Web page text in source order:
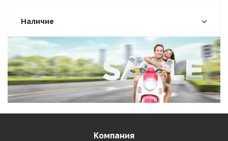
Наличие
Компания